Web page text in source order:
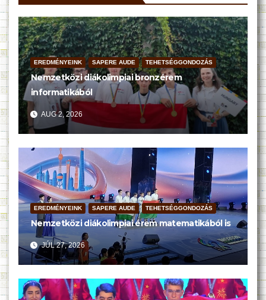
EREDMÉNYEINK SAPERE AUDE TEHETSÉGGONDOZÁS
Nemzetközi diákolimpiai bronzérem
informatikából
AUG 2, 2026
EREDMÉNYEINK SAPERE AUDE TEHETSÉGGONDOZÁS
Nemzetközi diákolimpiai érem matematikából is
JÚL 27, 2026